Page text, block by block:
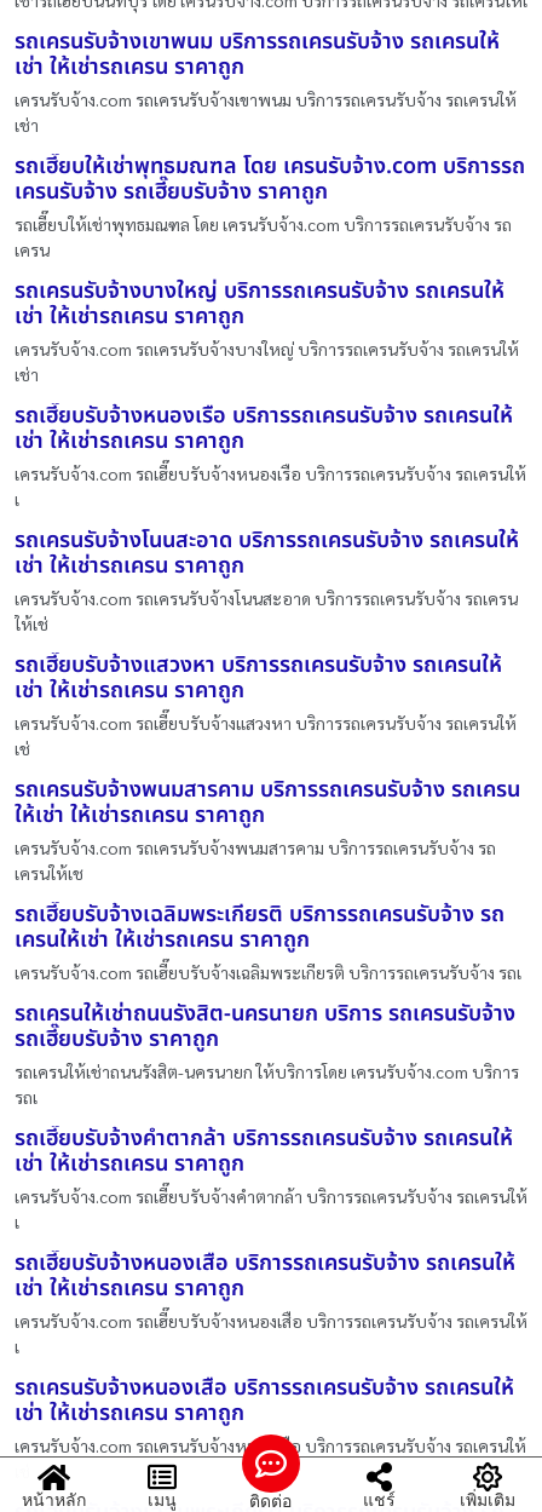
รถเครนรับจ้างเขาพนม บริการรถเครนรับจ้าง รถเครนให้
เช่า ให้เช่ารถเครน ราคาถูก
เครนรับจ้าง.com รถเครนรับจ้างเขาพนม บริการรถเครนรับจ้าง รถเครนให้
เช่า
รถเฮี๊ยบให้เช่าพุทธมณฑล โดย เครนรับจ้าง.com บริการรถ
เครนรับจ้าง รถเฮี๊ยบรับจ้าง ราคาถูก
รถเฮี๊ยบให้เช่าพุทธมณฑล โดย เครนรับจ้าง.com บริการรถเครนรับจ้าง รถ
เครน
รถเครนรับจ้างบางใหญ่ บริการรถเครนรับจ้าง รถเครนให้
เช่า ให้เช่ารถเครน ราคาถูก
เครนรับจ้าง.com รถเครนรับจ้างบางใหญ่ บริการรถเครนรับจ้าง รถเครนให้
เช่า
รถเฮี๊ยบรับจ้างหนองเรือ บริการรถเครนรับจ้าง รถเครนให้
เช่า ให้เช่ารถเครน ราคาถูก
เครนรับจ้าง.com รถเฮี๊ยบรับจ้างหนองเรือ บริการรถเครนรับจ้าง รถเครนให้
เ
รถเครนรับจ้างโนนสะอาด บริการรถเครนรับจ้าง รถเครนให้
เช่า ให้เช่ารถเครน ราคาถูก
เครนรับจ้าง.com รถเครนรับจ้างโนนสะอาด บริการรถเครนรับจ้าง รถเครน
ให้เช่
รถเฮี๊ยบรับจ้างแสวงหา บริการรถเครนรับจ้าง รถเครนให้
เช่า ให้เช่ารถเครน ราคาถูก
เครนรับจ้าง.com รถเฮี๊ยบรับจ้างแสวงหา บริการรถเครนรับจ้าง รถเครนให้
เช่
รถเครนรับจ้างพนมสารคาม บริการรถเครนรับจ้าง รถเครน
ให้เช่า ให้เช่ารถเครน ราคาถูก
เครนรับจ้าง.com รถเครนรับจ้างพนมสารคาม บริการรถเครนรับจ้าง รถ
เครนให้เช
รถเฮี๊ยบรับจ้างเฉลิมพระเกียรติ บริการรถเครนรับจ้าง รถ
เครนให้เช่า ให้เช่ารถเครน ราคาถูก
เครนรับจ้าง.com รถเฮี๊ยบรับจ้างเฉลิมพระเกียรติ บริการรถเครนรับจ้าง รถเ
รถเครนให้เช่าถนนรังสิต-นครนายก บริการ รถเครนรับจ้าง
รถเฮี๊ยบรับจ้าง ราคาถูก
รถเครนให้เช่าถนนรังสิต-นครนายก ให้บริการโดย เครนรับจ้าง.com บริการ
รถเ
รถเฮี๊ยบรับจ้างคำตากล้า บริการรถเครนรับจ้าง รถเครนให้
เช่า ให้เช่ารถเครน ราคาถูก
เครนรับจ้าง.com รถเฮี๊ยบรับจ้างคำตากล้า บริการรถเครนรับจ้าง รถเครนให้
เ
รถเฮี๊ยบรับจ้างหนองเสือ บริการรถเครนรับจ้าง รถเครนให้
เช่า ให้เช่ารถเครน ราคาถูก
เครนรับจ้าง.com รถเฮี๊ยบรับจ้างหนองเสือ บริการรถเครนรับจ้าง รถเครนให้
เ
รถเครนรับจ้างหนองเสือ บริการรถเครนรับจ้าง รถเครนให้
เช่า ให้เช่ารถเครน ราคาถูก
เครนรับจ้าง.com รถเครนรับจ้างหนองเสือ บริการรถเครนรับจ้าง รถเครนให้
หน้าหลัก เมนู ติดต่อ แชร์ เพิ่มเติม